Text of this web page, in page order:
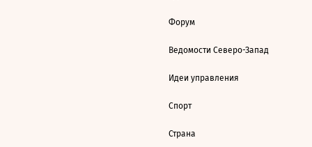
Форум
Ведомости Северо-Запад
Идеи управления
Спорт
Страна